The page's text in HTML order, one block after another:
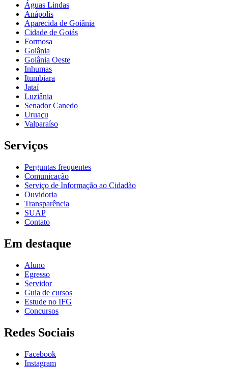
Águas Lindas
Anápolis
Aparecida de Goiânia
Cidade de Goiás
Formosa
Goiânia
Goiânia Oeste
Inhumas
Itumbiara
Jataí
Luziânia
Senador Canedo
Uruaçu
Valparaíso
Serviços
Perguntas frequentes
Comunicação
Serviço de Informação ao Cidadão
Ouvidoria
Transparência
SUAP
Contato
Em destaque
Aluno
Egresso
Servidor
Guia de cursos
Estude no IFG
Concursos
Redes Sociais
Facebook
Instagram